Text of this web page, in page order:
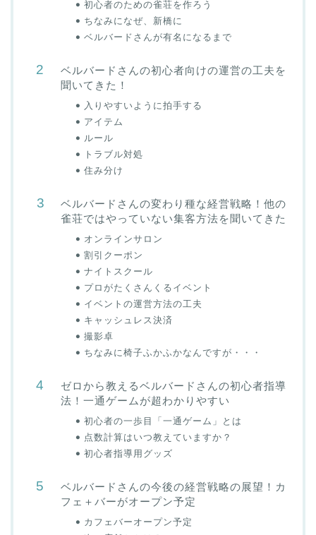
初心者のための雀荘を作ろう
ちなみになぜ、新橋に
ベルバードさんが有名になるまで
ベルバードさんの初心者向けの運営の工夫を
聞いてきた！
入りやすいように拍手する
アイテム
ルール
トラブル対処
住み分け
ベルバードさんの変わり種な経営戦略！他の
雀荘ではやっていない集客方法を聞いてきた
オンラインサロン
割引クーポン
ナイトスクール
プロがたくさんくるイベント
イベントの運営方法の工夫
キャッシュレス決済
撮影卓
ちなみに椅子ふかふかなんですが・・・
ゼロから教えるベルバードさんの初心者指導
法！一通ゲームが超わかりやすい
初心者の一歩目「一通ゲーム」とは
点数計算はいつ教えていますか？
初心者指導用グッズ
ベルバードさんの今後の経営戦略の展望！カ
フェ＋バーがオープン予定
カフェバーオープン予定